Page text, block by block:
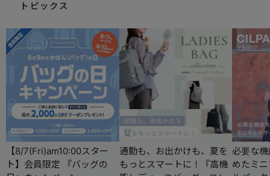
トピックス
【8/7(Fri)am10:00スター
ト】会員限定 『バッグの
通勤も、お出かけも、夏を
もっとスマートに！『高機
必要な
めたミ